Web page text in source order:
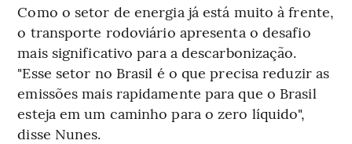
Como o setor de energia já está muito à frente,
o transporte rodoviário apresenta o desafio
mais significativo para a descarbonização.
"Esse setor no Brasil é o que precisa reduzir as
emissões mais rapidamente para que o Brasil
esteja em um caminho para o zero líquido",
disse Nunes.